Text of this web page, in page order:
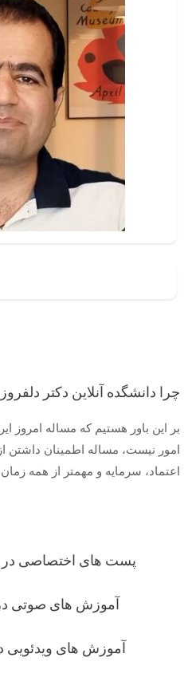
چرا دانشگده آنلاین دکتر
بر این باور هستیم که مساله امروز
امور نیست، مساله اطمینان
اعتماد، سرمایه و مهمتر از همه
پست های اختصاصی در
آموزش های صوتی
آموزش های ویدئویی